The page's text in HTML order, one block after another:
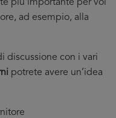
più importante per voi
ad esempio, alla
discussione con i vari
potrete avere un’idea